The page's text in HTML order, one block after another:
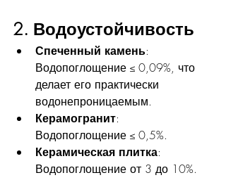
2. Водоустойчивость
Спеченный камень:
Водопоглощение ≤ 0,09%, что
делает его практически
водонепроницаемым.
Керамогранит:
Водопоглощение ≤ 0,5%.
Керамическая плитка:
Водопоглощение от 3 до 10%.